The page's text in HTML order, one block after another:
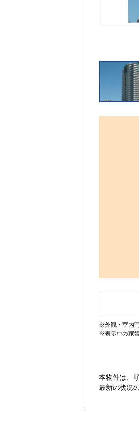
ク
す
※外観・室内
※表示中の家
本物件は、
最新の状況